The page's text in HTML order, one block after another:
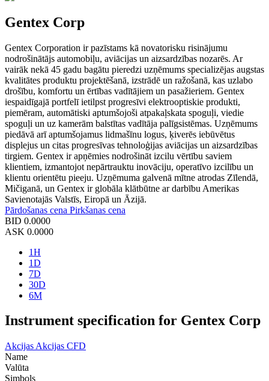
Gentex Corp
Gentex Corporation ir pazīstams kā novatorisku risinājumu
nodrošinātājs automobiļu, aviācijas un aizsardzības nozarēs. Ar
vairāk nekā 45 gadu bagātu pieredzi uzņēmums specializējas augstas
kvalitātes produktu projektēšanā, izstrādē un ražošanā, kas uzlabo
drošību, komfortu un ērtības vadītājiem un pasažieriem. Gentex
iespaidīgajā portfelī ietilpst progresīvi elektrooptiskie produkti,
piemēram, automātiski aptumšojoši atpakaļskata spoguļi, viedie
spoguļi un uz kamerām balstītas vadītāja palīgsistēmas. Uzņēmums
piedāvā arī aptumšojamus lidmašīnu logus, ķiverēs iebūvētus
displejus un citas progresīvas tehnoloģijas aviācijas un aizsardzības
tirgiem. Gentex ir apņēmies nodrošināt izcilu vērtību saviem
klientiem, izmantojot nepārtrauktu inovāciju, operatīvo izcilību un
klientu orientētu pieeju. Uzņēmuma galvenā mītne atrodas Zīlendā,
Mičiganā, un Gentex ir globāla klātbūtne ar darbību Amerikas
Savienotajās Valstīs, Eiropā un Āzijā.
Pārdošanas cena Pirkšanas cena
BID 0.0000
ASK 0.0000
1H
1D
7D
30D
6M
Instrument specification for Gentex Corp
Akcijas Akcijas CFD
Name
Valūta
Simbols